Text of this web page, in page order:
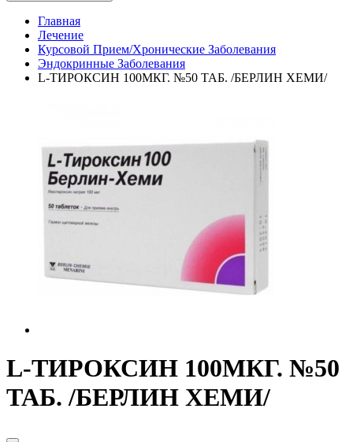
Главная
Лечение
Курсовой Прием/Хронические Заболевания
Эндокринные Заболевания
L-ТИРОКСИН 100МКГ. №50 ТАБ. /БЕРЛИН ХЕМИ/
L-ТИРОКСИН 100МКГ. №50
ТАБ. /БЕРЛИН ХЕМИ/